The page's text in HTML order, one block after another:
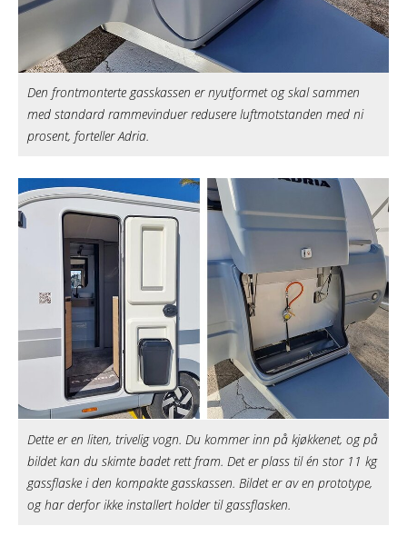
Den frontmonterte gasskassen er nyutformet og skal sammen
med standard rammevinduer redusere luftmotstanden med ni
prosent, forteller Adria.
Dette er en liten, trivelig vogn. Du kommer inn på kjøkkenet, og på
bildet kan du skimte badet rett fram. Det er plass til én stor 11 kg
gassflaske i den kompakte gasskassen. Bildet er av en prototype,
og har derfor ikke installert holder til gassflasken.